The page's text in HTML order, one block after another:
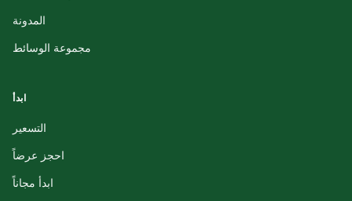
المدونة
مجموعة الوسائط
ابدأ
التسعير
احجز عرضاً
ابدأ مجاناً